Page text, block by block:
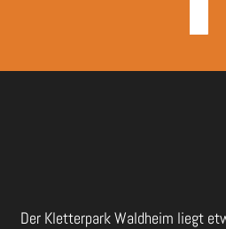
Der Kletterpark Waldheim liegt